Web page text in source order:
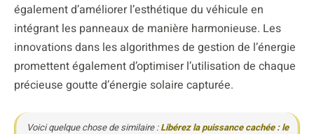
également d’améliorer l’esthétique du véhicule en
intégrant les panneaux de manière harmonieuse. Les
innovations dans les algorithmes de gestion de l’énergie
promettent également d’optimiser l’utilisation de chaque
précieuse goutte d’énergie solaire capturée.
Voici quelque chose de similaire :Libérez la puissance cachée : le